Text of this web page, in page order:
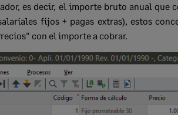
es decir, el importe bruto anual que
fijos + pagas extras), estos
con el importe a cobrar.